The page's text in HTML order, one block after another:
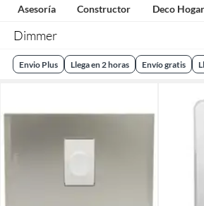
Asesoría Constructor Deco Hogar
Dimmer
Envio Plus Llega en 2 horas Envío gratis